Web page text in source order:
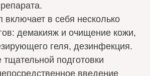
включает в себя несколько
демакияж и очищение кожи,
геля, дезинфекция.
тщательной подготовки
введение